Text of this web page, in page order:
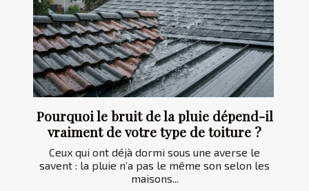
Pourquoi le bruit de la pluie dépend-il
vraiment de votre type de toiture ?
Ceux qui ont déjà dormi sous une averse le
savent : la pluie n’a pas le même son selon les
maisons...